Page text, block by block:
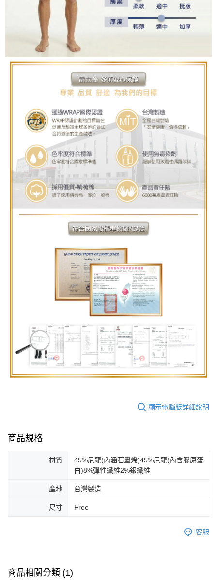
顯示電腦版詳細說明
商品規格
材質
45%尼龍(內涵石墨烯)45%尼龍(內含膠原蛋
白)8%彈性纖維2%銀纖維
產地 台灣製造
尺寸 Free
客服
商品相關分類 (1)